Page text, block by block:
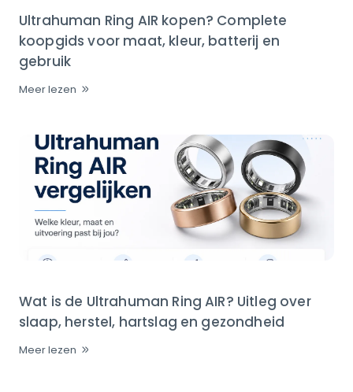
Ultrahuman Ring AIR kopen? Complete
koopgids voor maat, kleur, batterij en
gebruik
Meer lezen
Wat is de Ultrahuman Ring AIR? Uitleg over
slaap, herstel, hartslag en gezondheid
Meer lezen